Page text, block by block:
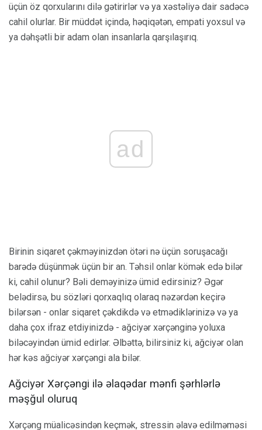
üçün öz qorxularını dilə gətirirlər və ya xəstəliyə dair sadəcə
cahil olurlar. Bir müddət içində, həqiqətən, empati yoxsul və
ya dəhşətli bir adam olan insanlarla qarşılaşırıq.
ad
Birinin siqaret çəkməyinizdən ötəri nə üçün soruşacağı
barədə düşünmək üçün bir an. Təhsil onlar kömək edə bilər
ki, cahil olunur? Bəli deməyinizə ümid edirsiniz? Əgər
belədirsə, bu sözləri qorxaqlıq olaraq nəzərdən keçirə
bilərsən - onlar siqaret çəkdikdə və etmədiklərinizə və ya
daha çox ifraz etdiyinizdə - ağciyər xərçənginə yoluxa
biləcəyindən ümid edirlər. Əlbəttə, bilirsiniz ki, ağciyər olan
hər kəs ağciyər xərçəngi ala bilər.
Ağciyər Xərçəngi ilə əlaqədar mənfi şərhlərlə
məşğul oluruq
Xərçəng müalicəsindən keçmək, stressin əlavə edilməməsi